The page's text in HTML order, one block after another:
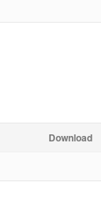
Download